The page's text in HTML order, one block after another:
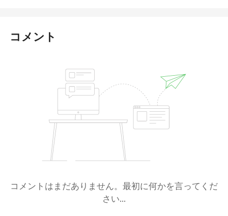
コメント
コメントはまだありません。最初に何かを言ってくだ
さい...